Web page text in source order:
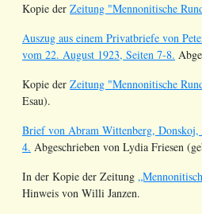
Kopie der Zeitung "Mennonitische
Auszug aus einem Privatbriefe von
vom 22. August 1923, Seiten 7-8.
Kopie der Zeitung "Mennonitische
Esau).
Brief von Abram Wittenberg, Donskoj,
4. Abgeschrieben von Lydia Friesen
In der Kopie der Zeitung
Hinweis von Willi Janzen.